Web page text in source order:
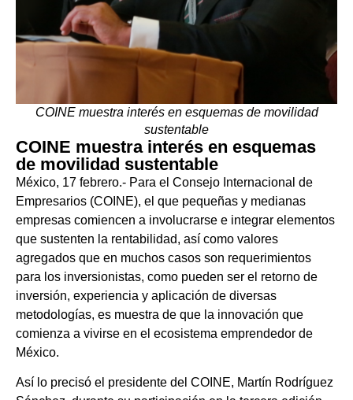
COINE muestra interés en esquemas de movilidad
sustentable
COINE muestra interés en esquemas
de movilidad sustentable
México, 17 febrero.- Para el Consejo Internacional de
Empresarios (COINE), el que pequeñas y medianas
empresas comiencen a involucrarse e integrar elementos
que sustenten la rentabilidad, así como valores
agregados que en muchos casos son requerimientos
para los inversionistas, como pueden ser el retorno de
inversión, experiencia y aplicación de diversas
metodologías, es muestra de que la innovación que
comienza a vivirse en el ecosistema emprendedor de
México.
Así lo precisó el presidente del COINE, Martín Rodríguez